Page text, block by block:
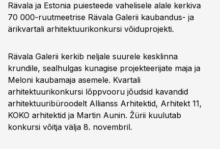
Rävala ja Estonia puiesteede vahelisele alale kerkiva
70 000-ruutmeetrise Rävala Galerii kaubandus- ja
ärikvartali arhitektuurikonkursi võiduprojekti.
Rävala Galerii kerkib neljale suurele kesklinna
krundile, sealhulgas kunagise projekteerijate maja ja
Meloni kaubamaja asemele. Kvartali
arhitektuurikonkursi lõppvooru jõudsid kavandid
arhitektuuribüroodelt Allianss Arhitektid, Arhitekt 11,
KOKO arhitektid ja Martin Aunin. Žürii kuulutab
konkursi võitja välja 8. novembril.